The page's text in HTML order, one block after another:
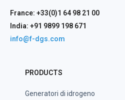
France: +33(0)1 64 98 21 00
India: +91 9899 198 671
info@f-dgs.com
PRODUCTS
Generatori di idrogeno